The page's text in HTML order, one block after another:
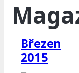
Březen
2015